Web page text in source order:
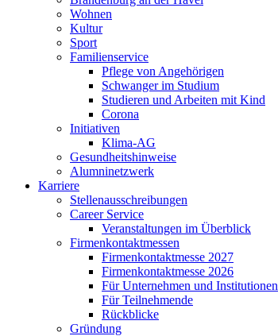
Wohnen
Kultur
Sport
Familienservice
Pflege von Angehörigen
Schwanger im Studium
Studieren und Arbeiten mit Kind
Corona
Initiativen
Klima-AG
Gesundheitshinweise
Alumninetzwerk
Karriere
Stellenausschreibungen
Career Service
Veranstaltungen im Überblick
Firmenkontaktmessen
Firmenkontaktmesse 2027
Firmenkontaktmesse 2026
Für Unternehmen und Institutionen
Für Teilnehmende
Rückblicke
Gründung